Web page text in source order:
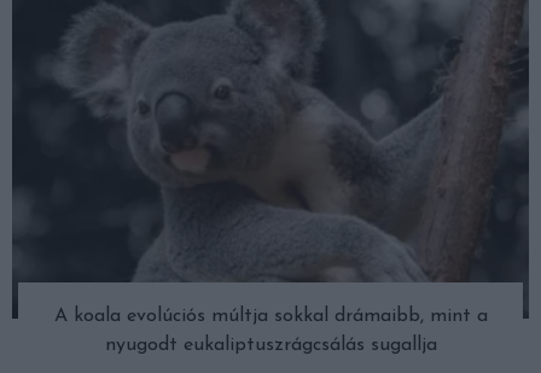
A koala evolúciós múltja sokkal drámaibb, mint a
nyugodt eukaliptuszrágcsálás sugallja